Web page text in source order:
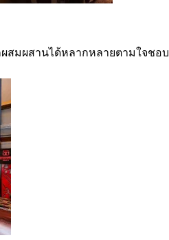
สมผสานได้หลากหลายตามใจชอบ